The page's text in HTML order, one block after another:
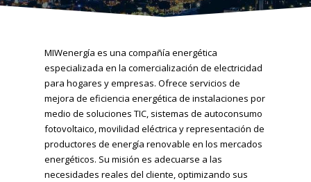
MIWenergía es una compañía energética
especializada en la comercialización de electricidad
para hogares y empresas. Ofrece servicios de
mejora de eficiencia energética de instalaciones por
medio de soluciones TIC, sistemas de autoconsumo
fotovoltaico, movilidad eléctrica y representación de
productores de energía renovable en los mercados
energéticos. Su misión es adecuarse a las
necesidades reales del cliente, optimizando sus